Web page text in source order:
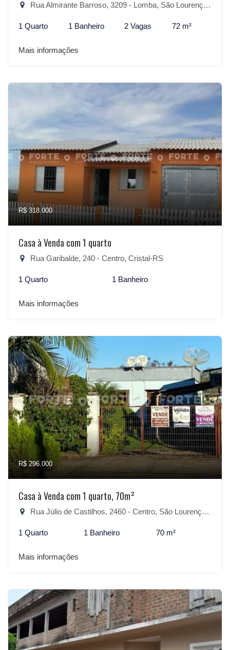
Rua Almirante Barroso, 3209 - Lomba, São Lourenço do Sul-RS
1 Quarto 1 Banheiro 2 Vagas 72 m²
Mais informações
R$ 318.000
Casa à Venda com 1 quarto
Rua Garibalde, 240 - Centro, Cristal-RS
1 Quarto 1 Banheiro
Mais informações
R$ 296.000
Casa à Venda com 1 quarto, 70m²
Rua Júlio de Castilhos, 2460 - Centro, São Lourenço do Sul-RS
1 Quarto 1 Banheiro 70 m²
Mais informações